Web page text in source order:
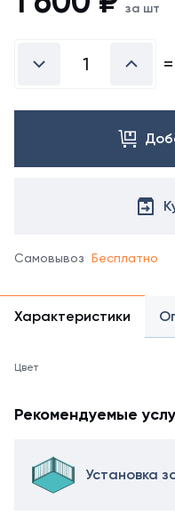
указаны
цвета.
другого
цвета
свяжитесь
с
за шт
=
Самовывоз Бесплатно
Характеристики
Цвет
Рекомендуемые
Установка